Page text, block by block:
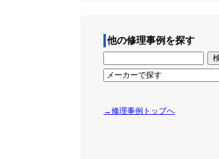
他の修理事例を探す
→修理事例トップへ